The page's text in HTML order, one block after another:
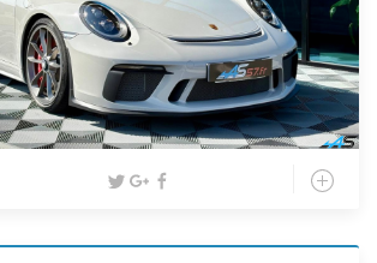
2018 500 cv